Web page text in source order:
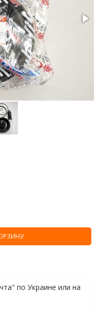
по Украине или на